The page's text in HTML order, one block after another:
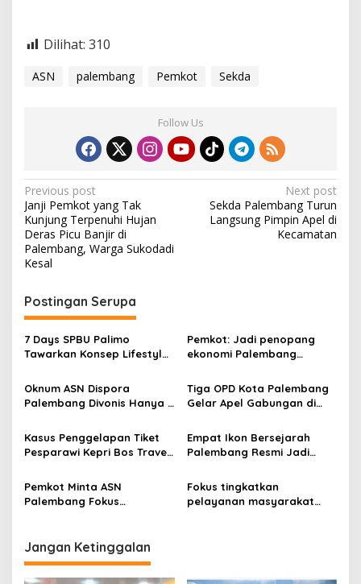
Dilihat: 310
ASN palembang Pemkot Sekda
Follow Us
P
o
s
t
a
v
i
a
i
n
Previous post
Janji Pemkot yang Tak
Kunjung Terpenuhi Hujan
Deras Picu Banjir di
Palembang, Warga Sukodadi
Kesal
Next post
Sekda Palembang Turun
Langsung Pimpin Apel di
Kecamatan
Postingan Serupa
7 Days SPBU Palimo
Tawarkan Konsep Lifestyle
Hangout Baru di Tengah
Kota Palembang
Pemkot: Jadi penopang
ekonomi Palembang
Oknum ASN Dispora
Palembang Divonis Hanya 1
Uang Tiket Perrjalanan
Dinas
Tiga OPD Kota Palembang
Gelar Apel Gabungan di
Tingkatkan Sinergitas
Kasus Penggelapan Tiket
Pesparawi Kepri Bos Travel
Empat Ikon Bersejarah
Palembang Resmi Jadi
Pemkot Minta ASN
Palembang Fokus
Bonus
Fokus tingkatkan
pelayanan masyarakat
Jangan Ketinggalan